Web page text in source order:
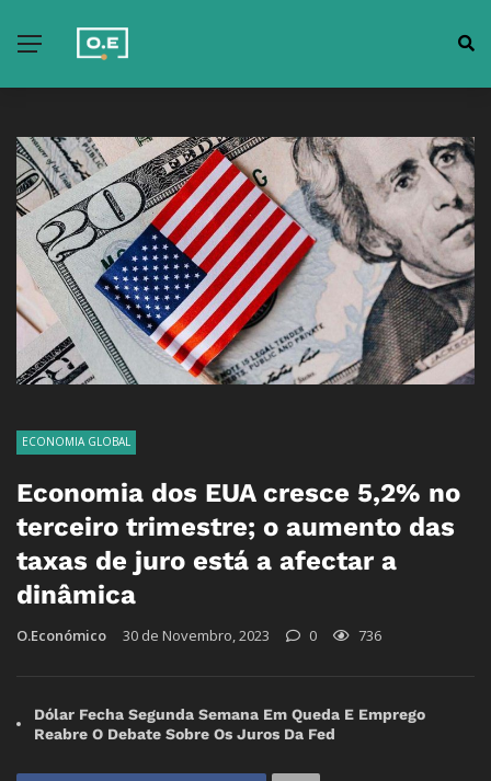
ECONOMIA GLOBAL
Economia dos EUA cresce 5,2% no
terceiro trimestre; o aumento das
taxas de juro está a afectar a
dinâmica
O.Económico 30 de Novembro, 2023 0 736
Dólar Fecha Segunda Semana Em Queda E Emprego
Reabre O Debate Sobre Os Juros Da Fed